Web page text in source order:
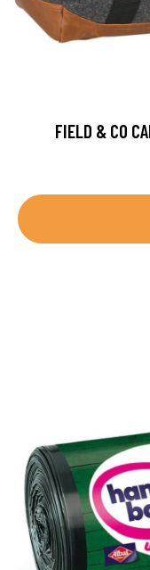
FIELD & CO